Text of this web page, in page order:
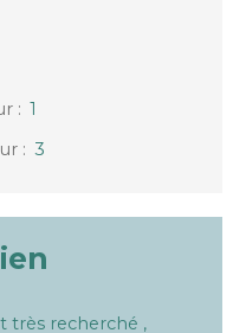
: 1
: 3
très recherché ,